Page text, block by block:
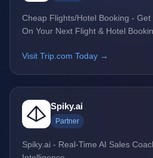
Cheap Flights/Hotel Booking -
On Your Next Flight & Hotel
Visit Trip.com Today →
Spiky.ai
Partner
Spiky.ai - Real-Time AI Sales